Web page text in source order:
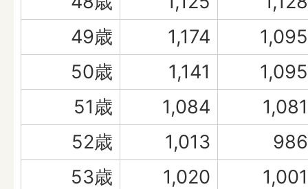
49歳
1,174
1,095
50歳
1,141
1,095
51歳
1,084
1,081
52歳
1,013
986
53歳
1,020
1,001